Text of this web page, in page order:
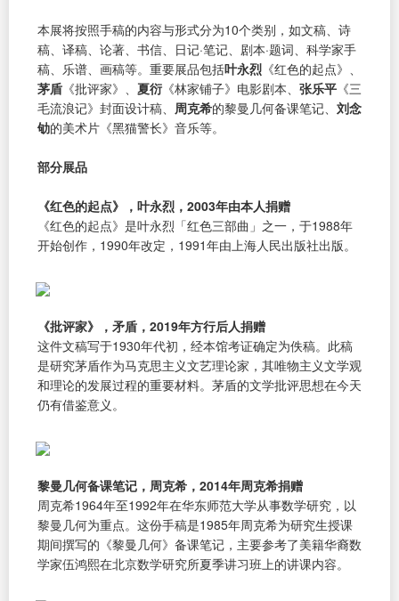
本展将按照手稿的内容与形式分为10个类别，如文稿、诗
稿、译稿、论著、书信、日记·笔记、剧本·题词、科学家手
稿、乐谱、画稿等。重要展品包括叶永烈 《红色的起点》、
茅盾 《批评家》、 夏衍 《林家铺子》电影剧本、 张乐平 《三
毛流浪记》封面设计稿、 周克希的黎曼几何备课笔记、 刘念
劬的美术片《黑猫警长》音乐等。
部分展品
《红色的起点》，叶永烈，2003年由本人捐赠
《红色的起点》是叶永烈「红色三部曲」之一，于1988年
开始创作，1990年改定，1991年由上海人民出版社出版。
《批评家》，矛盾，2019年方行后人捐赠
这件文稿写于1930年代初，经本馆考证确定为佚稿。此稿
是研究茅盾作为马克思主义文艺理论家，其唯物主义文学观
和理论的发展过程的重要材料。茅盾的文学批评思想在今天
仍有借鉴意义。
黎曼几何备课笔记，周克希，2014年周克希捐赠
周克希1964年至1992年在华东师范大学从事数学研究，以
黎曼几何为重点。这份手稿是1985年周克希为研究生授课
期间撰写的《黎曼几何》备课笔记，主要参考了美籍华裔数
学家伍鸿熙在北京数学研究所夏季讲习班上的讲课内容。